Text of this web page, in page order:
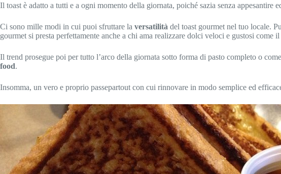
Il toast è adatto a tutti e a ogni momento della giornata, poiché sazia senza appesantire
Ci sono mille modi in cui puoi sfruttare la versatilità del toast gourmet nel tuo locale.
gourmet si presta perfettamente anche a chi ama realizzare dolci veloci e gustosi come il
Il trend prosegue poi per tutto l’arco della giornata sotto forma di pasto completo o
food.
Insomma, un vero e proprio passepartout con cui rinnovare in modo semplice ed